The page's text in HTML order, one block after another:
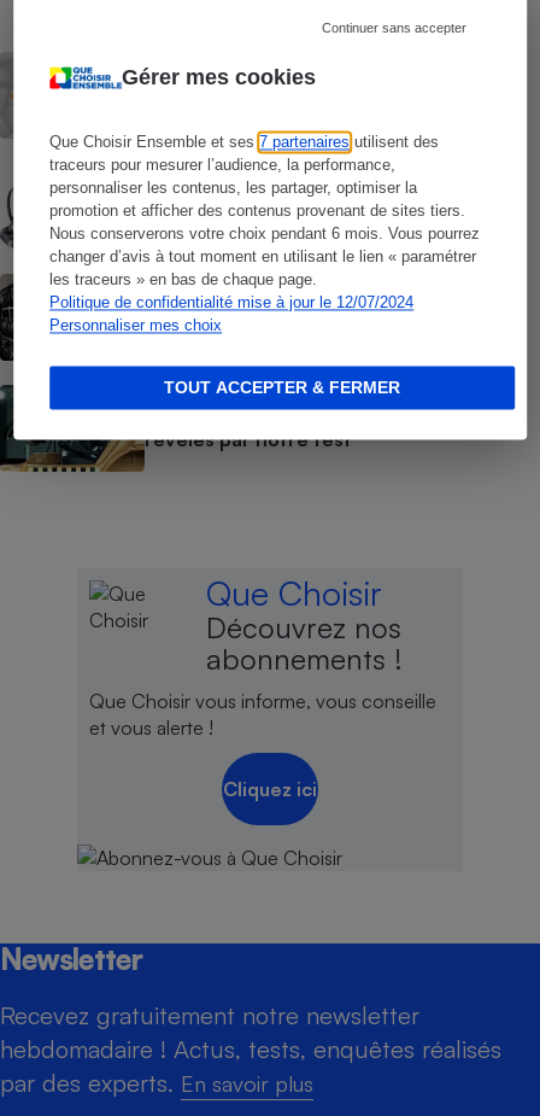
Gérer mes cookies
Que Choisir Ensemble et ses7 partenaires utilisent des
traceurs pour mesurer l’audience, la performance,
personnaliser les contenus, les partager, optimiser la
promotion et afficher des contenus provenant de sites tiers.
Nous conserverons votre choix pendant 6 mois. Vous pourrez
changer d’avis à tout moment en utilisant le lien « paramétrer
les traceurs » en bas de chaque page.
Politique de confidentialité mise à jour le 12/07/2024
Personnaliser mes choix
Continuer sans accepter
TOUT ACCEPTER & FERMER
Centralepneus.fr - En roue libre
COMMENT NOUS TESTONS
Sièges auto - Le protocole
ACTUALITÉ
Pneus - Vers des pneus plus verts… et un
peu plus chers
ACTUALITÉ
révélés par notre test
Que Choisir
Découvrez nos
abonnements !
Que Choisir vous informe, vous conseille
et vous alerte !
Cliquez ici
Newsletter
Recevez gratuitement notre newsletter
hebdomadaire ! Actus, tests, enquêtes réalisés
par des experts. En savoir plus